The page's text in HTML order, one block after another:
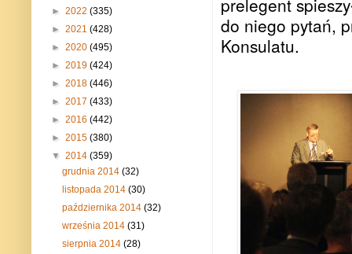
do niego pytań,
Konsulatu.
► 2022 (335)
► 2021 (428)
► 2020 (495)
► 2019 (424)
► 2018 (446)
► 2017 (433)
► 2016 (442)
► 2015 (380)
▼ 2014 (359)
grudnia 2014(32)
listopada 2014(30)
października 2014(32)
września 2014(31)
sierpnia 2014(28)